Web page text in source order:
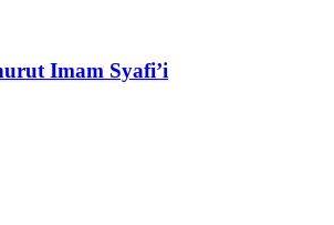
Imam Syafi’i